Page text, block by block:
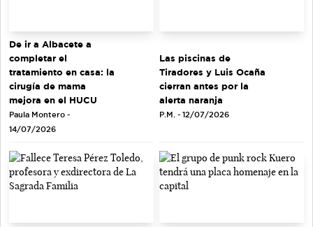
De ir a Albacete a
completar el
tratamiento en casa: la
cirugía de mama
mejora en el HUCU
Paula Montero -
14/07/2026
Las piscinas de
Tiradores y Luis Ocaña
cierran antes por la
alerta naranja
P.M. - 12/07/2026